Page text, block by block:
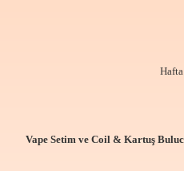
Vape Setim ve Coil & Kartuş